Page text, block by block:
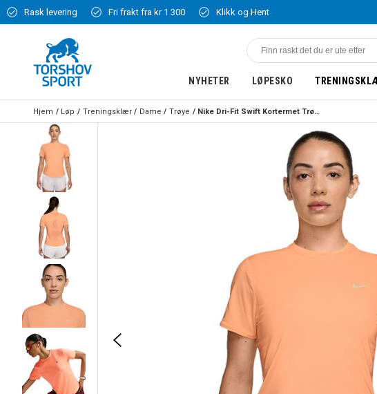
Rask levering Fri frakt fra kr 1 300 Klikk og Hent
NYHETER LØPESKO
Hjem Løp Treningsklær Dame Trøye Nike Dri-Fit Swift Kortermet Trøye Dame Oransje